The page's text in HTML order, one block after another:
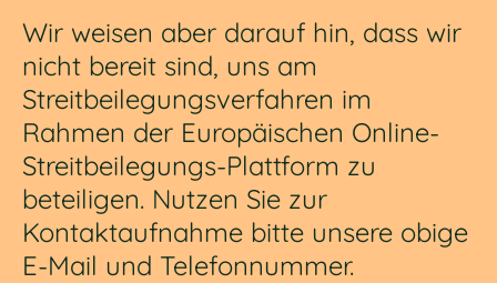
Wir weisen aber darauf hin, dass wir
nicht bereit sind, uns am
Streitbeilegungsverfahren im
Rahmen der Europäischen Online-
Streitbeilegungs-Plattform zu
beteiligen. Nutzen Sie zur
Kontaktaufnahme bitte unsere obige
E-Mail und Telefonnummer.